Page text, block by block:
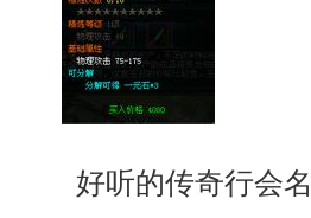
好听的传奇行会